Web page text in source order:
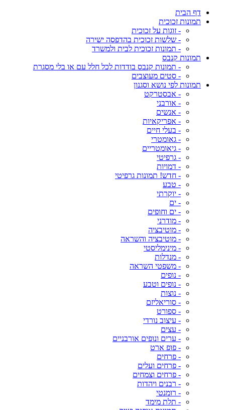
דף הבית
תמונות זכוכית
- זוגות על זכוכית
- שלשות זכוכית בהדפסה ישירה
- תמונות זכוכית לבית ולמשרד
תמונות קנבס
- תמונות קנבס בודדות לכל חלל עם או בלי מסגרת
- סטים מעוצבים
תמונות לפי נושא וסגנון
- אבסטרקט
- אורבני
- אנשים
- אפריקאיות
- בעלי חיים
- גאומטרי
- גיאומטריים
- גרפיטי
- דמויות
- חדש! תמונות גרפיטי
- טבע
- יוקרתי
- ים
- ים וחופים
- מודרני
- מוטיבציה
- מוטיבציה והשראה
- מינימליסטי
- מנדלות
- משפטי השראה
- נופים
- נופים וטבע
- נוצות
- סוריאליזם
- ספורט
- עיצוב נורדי
- עצים
- ערים ונופים אורבניים
- פופ ארט
- פרחים
- פרחים ועלים
- פרחים וצמחים
- רבנים ויהדות
- רומנטי
- תלת מימד